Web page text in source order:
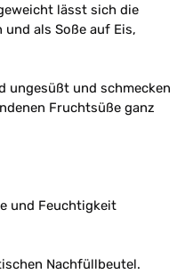
lässt sich die
als Soße auf Eis,
ungesüßt und schmecken
Fruchtsüße ganz
und Feuchtigkeit
Nachfüllbeutel.